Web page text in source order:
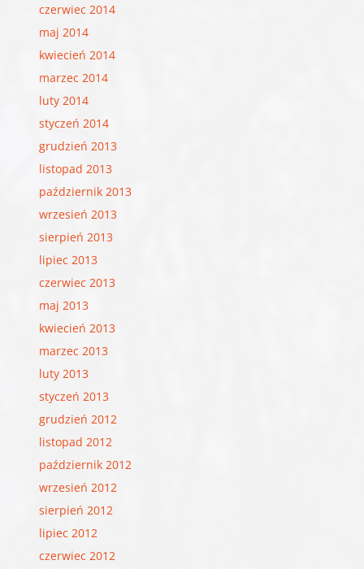
czerwiec 2014
maj 2014
kwiecień 2014
marzec 2014
luty 2014
styczeń 2014
grudzień 2013
listopad 2013
październik 2013
wrzesień 2013
sierpień 2013
lipiec 2013
czerwiec 2013
maj 2013
kwiecień 2013
marzec 2013
luty 2013
styczeń 2013
grudzień 2012
listopad 2012
październik 2012
wrzesień 2012
sierpień 2012
lipiec 2012
czerwiec 2012